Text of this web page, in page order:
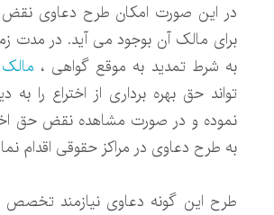
در این صورت امکان طرح دعاوی نقض
به شرط تمدید به موقع گواهی ، مالک
تواند حق بهره برداری از اختراع را به
نموده و در صورت مشاهده نقض حق
به طرح دعاوی در مراکز حقوقی اقدام
طرح این گونه دعاوی نیازمند تخصص